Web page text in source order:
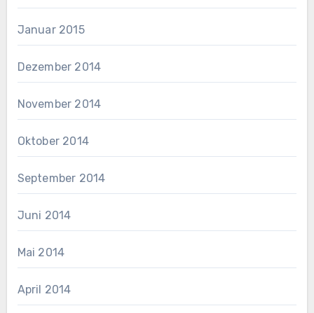
Januar 2015
Dezember 2014
November 2014
Oktober 2014
September 2014
Juni 2014
Mai 2014
April 2014